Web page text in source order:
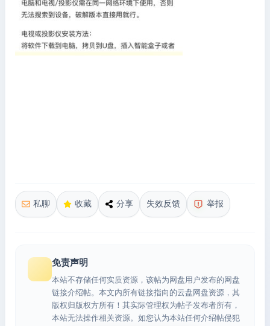
私聊 收藏 分享 失效反馈 举报
免责声明
本站不存储任何实质资源，该帖为网盘用户发布的网盘
链接介绍帖。本文内所有链接指向的云盘网盘资源，其
版权归版权方所有！其实际管理权为帖子发布者所有，
本站无法操作相关资源。如您认为本站任何介绍帖侵犯